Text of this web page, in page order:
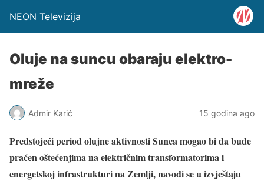
NEON Televizija
Oluje na suncu obaraju elektro-
mreže
Admir Karić 15 godina ago
Predstojeći period olujne aktivnosti Sunca mogao bi da bude
praćen oštećenjima na električnim transformatorima i
energetskoj infrastrukturi na Zemlji, navodi se u izvještaju